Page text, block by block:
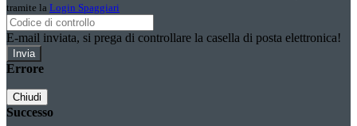
tramite la Login Spaggiari
E-mail inviata, si prega di controllare la casella di posta elettronica!
Errore
Chiudi
Successo